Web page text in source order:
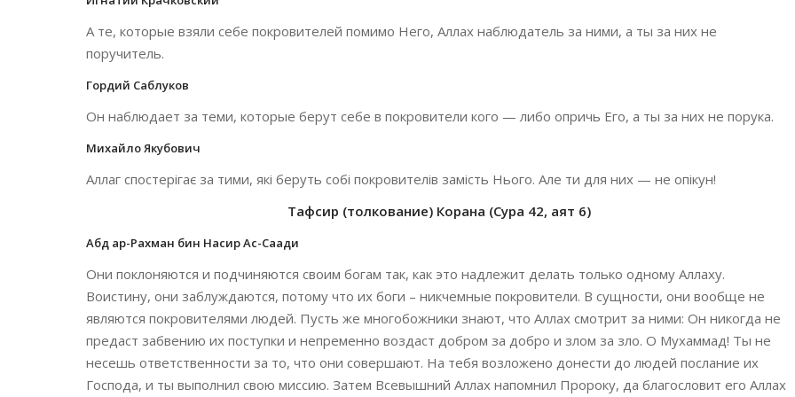
А те, которые взяли себе покровителей помимо Него, Аллах наблюдатель за ними, а ты за них не
поручитель.
Гордий Саблуков
Он наблюдает за теми, которые берут себе в покровители кого — либо опричь Его, а ты за них не порука.
Михайло Якубович
Аллаг спостерігає за тими, які беруть собі покровителів замість Нього. Але ти для них — не опікун!
Тафсир (толкование) Корана (Сура 42, аят 6)
Абд ар-Рахман бин Насир Ас-Саади
Они поклоняются и подчиняются своим богам так, как это надлежит делать только одному Аллаху.
Воистину, они заблуждаются, потому что их боги – никчемные покровители. В сущности, они вообще не
являются покровителями людей. Пусть же многобожники знают, что Аллах смотрит за ними: Он никогда не
предаст забвению их поступки и непременно воздаст добром за добро и злом за зло. О Мухаммад! Ты не
несешь ответственности за то, что они совершают. На тебя возложено донести до людей послание их
Господа, и ты выполнил свою миссию. Затем Всевышний Аллах напомнил Пророку, да благословит его Аллах